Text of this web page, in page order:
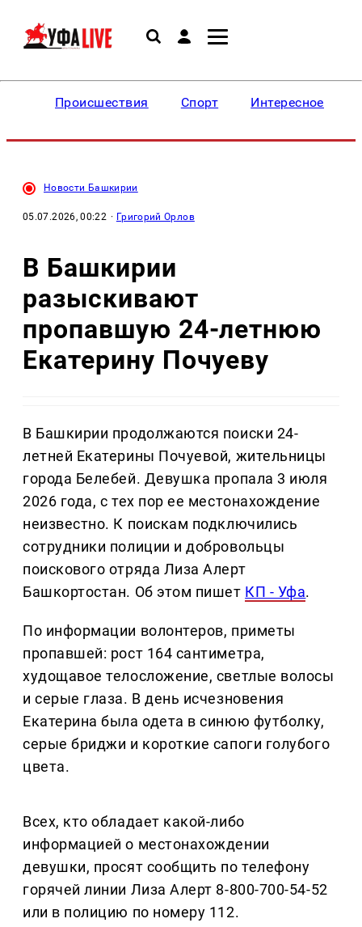
Происшествия Спорт Интересное
Новости Башкирии
05.07.2026, 00:22 · Григорий Орлов
В Башкирии
разыскивают
пропавшую 24-летнюю
Екатерину Почуеву
В Башкирии продолжаются поиски 24-
летней Екатерины Почуевой, жительницы
города Белебей. Девушка пропала 3 июля
2026 года, с тех пор ее местонахождение
неизвестно. К поискам подключились
сотрудники полиции и добровольцы
поискового отряда Лиза Алерт
Башкортостан. Об этом пишет КП - Уфа.
По информации волонтеров, приметы
пропавшей: рост 164 сантиметра,
худощавое телосложение, светлые волосы
и серые глаза. В день исчезновения
Екатерина была одета в синюю футболку,
серые бриджи и короткие сапоги голубого
цвета.
Всех, кто обладает какой-либо
информацией о местонахождении
девушки, просят сообщить по телефону
горячей линии Лиза Алерт 8-800-700-54-52
или в полицию по номеру 112.